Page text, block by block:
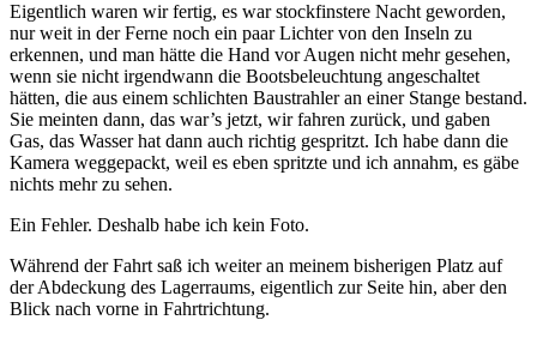
Eigentlich waren wir fertig, es war stockfinstere Nacht geworden,
nur weit in der Ferne noch ein paar Lichter von den Inseln zu
erkennen, und man hätte die Hand vor Augen nicht mehr gesehen,
wenn sie nicht irgendwann die Bootsbeleuchtung angeschaltet
hätten, die aus einem schlichten Baustrahler an einer Stange bestand.
Sie meinten dann, das war’s jetzt, wir fahren zurück, und gaben
Gas, das Wasser hat dann auch richtig gespritzt. Ich habe dann die
Kamera weggepackt, weil es eben spritzte und ich annahm, es gäbe
nichts mehr zu sehen.
Ein Fehler. Deshalb habe ich kein Foto.
Während der Fahrt saß ich weiter an meinem bisherigen Platz auf
der Abdeckung des Lagerraums, eigentlich zur Seite hin, aber den
Blick nach vorne in Fahrtrichtung.